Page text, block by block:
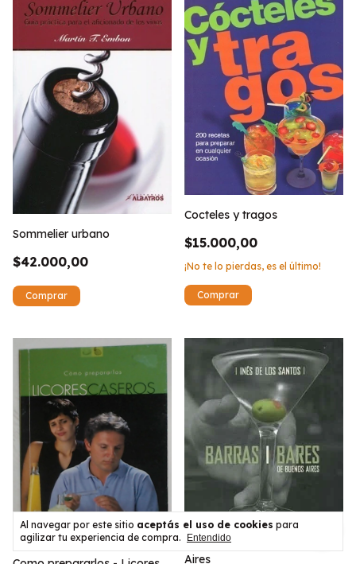
Al navegar por este sitio aceptás el uso de cookies para
agilizar tu experiencia de compra.
Entendido
Sommelier urbano
$42.000,00
Cocteles y tragos
$15.000,00
¡No te lo pierdas, es el último!
Barras y bares de Buenos
Aires